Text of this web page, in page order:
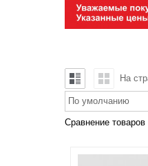
На
По умолчанию
Сравнение товаров